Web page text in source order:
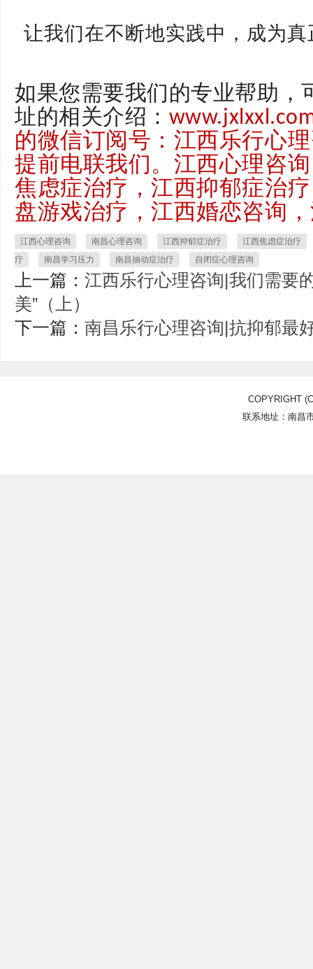
让我们在不断地实践中，成为
如果您需要我们的专业帮助，
址的相关介绍：
的微信订阅号：江西乐行心
提前电联我们。江西心理咨
焦虑症治疗，江西抑郁症治
盘游戏治疗，江西婚恋咨询
江西心理咨询 南昌心理咨询 江西抑郁症治疗
江西焦虑症治疗
疗
南昌学习压力 南昌抽动症治疗 自闭症心理咨询
上一篇： 江西乐行心理咨询|我们需要
美”（上）
下一篇： 南昌乐行心理咨询|抗抑郁最
COPYRIGHT
联系地址：南昌